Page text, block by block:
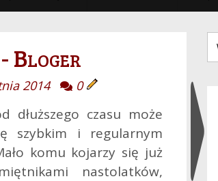
Bloger
2014 0
dłuższego czasu może
szybkim i regularnym
komu kojarzy się już
nastolatków,
Ukryj